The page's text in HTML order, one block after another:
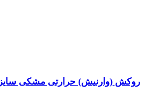
روکش (وارنیش) حرارتی مشکی سایز 4mm – یک متر